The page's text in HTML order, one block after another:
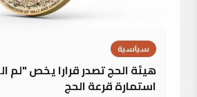
سياسية
هيئة الحج تصدر قرارا يخص
استمارة قرعة الحج